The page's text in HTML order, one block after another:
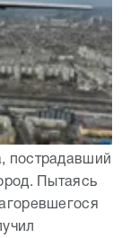
пострадавший
Пытаясь